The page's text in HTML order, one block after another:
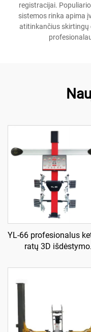
registracijai.
sistemos rinka apima
atitinkančius skirtingų
YL-66 profesionalus
ratų 3D išdėstymo